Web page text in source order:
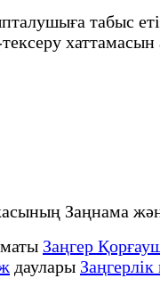
табыс
хаттамасын
Заңнама
Заңгер
даулары Заңгерлік